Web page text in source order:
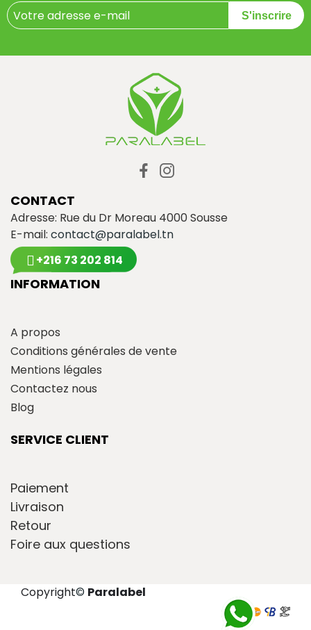
S'inscrire
CONTACT
Adresse: Rue du Dr Moreau 4000 Sousse
E-mail: contact@paralabel.tn
+216 73 202 814
INFORMATION
A propos
Conditions générales de vente
Mentions légales
Contactez nous
Blog
SERVICE CLIENT
Paiement
Livraison
Retour
Foire aux questions
Copyright© Paralabel